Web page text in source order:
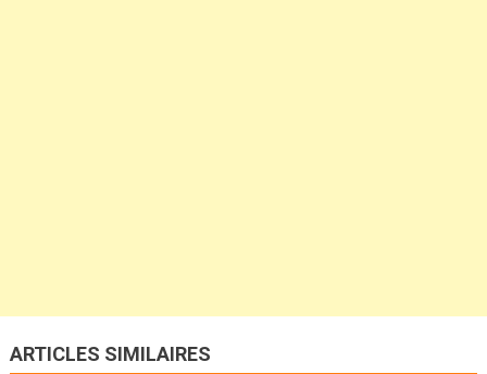
ARTICLES SIMILAIRES